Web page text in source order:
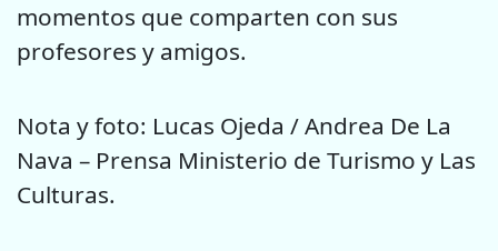
momentos que comparten con sus
profesores y amigos.
Nota y foto: Lucas Ojeda / Andrea De La
Nava – Prensa Ministerio de Turismo y Las
Culturas.